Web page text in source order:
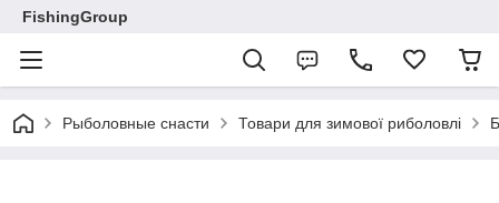
FishingGroup
Рыболовные снасти Товари для зимової риболовлі